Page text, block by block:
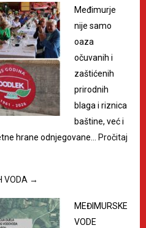
Međimurje
nije samo
oaza
očuvanih i
zaštićenih
prirodnih
blaga i riznica
baštine, već i
hrane odnjegovane…
Pročitaj
VODA →
MEĐIMURSKE
VODE